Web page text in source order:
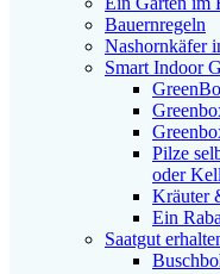
Bauernregeln
Nashornkäfer
Smart Indoor
Pilze
oder
Kräuter
Ein
Saatgut